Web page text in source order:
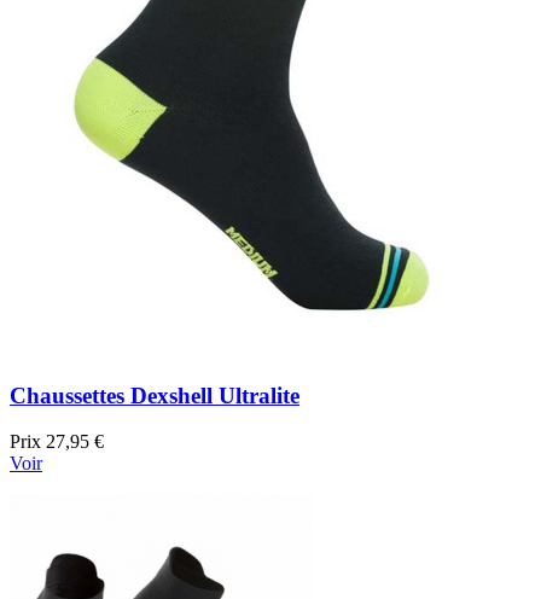
Chaussettes Dexshell Ultralite
Prix 27,95 €
Voir